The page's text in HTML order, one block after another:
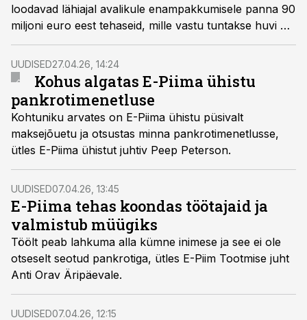
loodavad lähiajal avalikule enampakkumisele panna 90
miljoni euro eest tehaseid, mille vastu tuntakse huvi nii
Eestis kui ka välismaal.
UUDISED27.04.26, 14:24
Kohus algatas E-Piima ühistu
pankrotimenetluse
Kohtuniku arvates on E-Piima ühistu püsivalt
maksejõuetu ja otsustas minna pankrotimenetlusse,
ütles E-Piima ühistut juhtiv Peep Peterson.
UUDISED07.04.26, 13:45
E-Piima tehas koondas töötajaid ja
valmistub müügiks
Töölt peab lahkuma alla kümne inimese ja see ei ole
otseselt seotud pankrotiga, ütles E-Piim Tootmise juht
Anti Orav Äripäevale.
UUDISED07.04.26, 12:15